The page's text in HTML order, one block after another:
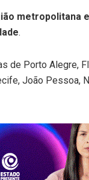
metropolitana
.
Porto Alegre,
João Pessoa,